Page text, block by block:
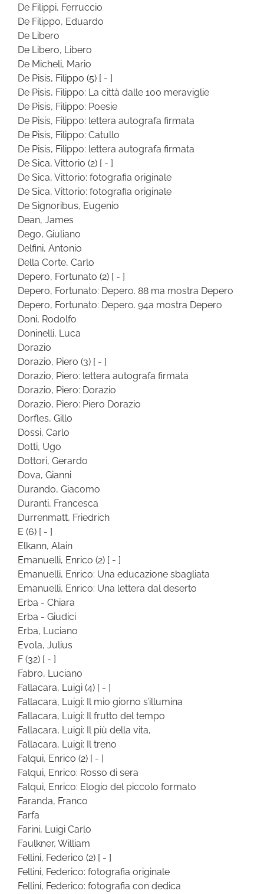
De Filippi, Ferruccio
De Filippo, Eduardo
De Libero
De Libero, Libero
De Micheli, Mario
De Pisis, Filippo (5) [ - ]
De Pisis, Filippo: La città dalle 100 meraviglie
De Pisis, Filippo: Poesie
De Pisis, Filippo: lettera autografa firmata
De Pisis, Filippo: Catullo
De Pisis, Filippo: lettera autografa firmata
De Sica, Vittorio (2) [ - ]
De Sica, Vittorio: fotografia originale
De Sica, Vittorio: fotografia originale
De Signoribus, Eugenio
Dean, James
Dego, Giuliano
Delfini, Antonio
Della Corte, Carlo
Depero, Fortunato (2) [ - ]
Depero, Fortunato: Depero. 88 ma mostra Depero
Depero, Fortunato: Depero. 94a mostra Depero
Doni, Rodolfo
Doninelli, Luca
Dorazio
Dorazio, Piero (3) [ - ]
Dorazio, Piero: lettera autografa firmata
Dorazio, Piero: Dorazio
Dorazio, Piero: Piero Dorazio
Dorfles, Gillo
Dossi, Carlo
Dotti, Ugo
Dottori, Gerardo
Dova, Gianni
Durando, Giacomo
Duranti, Francesca
Durrenmatt, Friedrich
E (6) [ - ]
Elkann, Alain
Emanuelli, Enrico (2) [ - ]
Emanuelli, Enrico: Una educazione sbagliata
Emanuelli, Enrico: Una lettera dal deserto
Erba - Chiara
Erba - Giudici
Erba, Luciano
Evola, Julius
F (32) [ - ]
Fabro, Luciano
Fallacara, Luigi (4) [ - ]
Fallacara, Luigi: Il mio giorno s’illumina
Fallacara, Luigi: Il frutto del tempo
Fallacara, Luigi: Il più della vita,
Fallacara, Luigi: Il treno
Falqui, Enrico (2) [ - ]
Falqui, Enrico: Rosso di sera
Falqui, Enrico: Elogio del piccolo formato
Faranda, Franco
Farfa
Farini, Luigi Carlo
Faulkner, William
Fellini, Federico (2) [ - ]
Fellini, Federico: fotografia originale
Fellini, Federico: fotografia con dedica